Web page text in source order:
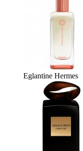
Eglantine Hermes